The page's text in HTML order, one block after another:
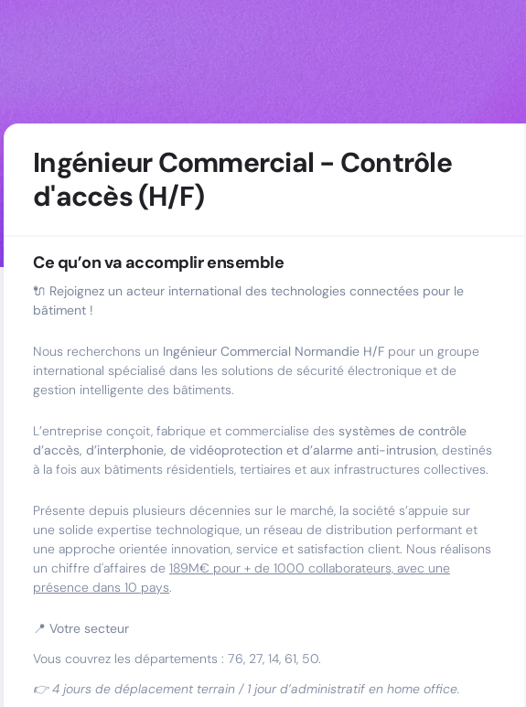
Ingénieur Commercial - Contrôle
d'accès (H/F)
Ce qu’on va accomplir ensemble
🔌 Rejoignez un acteur international des technologies connectées pour le
bâtiment !
Nous recherchons un Ingénieur Commercial Normandie H/F pour un groupe
international spécialisé dans les solutions de sécurité électronique et de
gestion intelligente des bâtiments.
L’entreprise conçoit, fabrique et commercialise des systèmes de contrôle
d’accès, d’interphonie, de vidéoprotection et d’alarme anti-intrusion, destinés
à la fois aux bâtiments résidentiels, tertiaires et aux infrastructures collectives.
Présente depuis plusieurs décennies sur le marché, la société s’appuie sur
une solide expertise technologique, un réseau de distribution performant et
une approche orientée innovation, service et satisfaction client. Nous réalisons
un chiffre d'affaires de 189M€ pour + de 1000 collaborateurs, avec une
présence dans 10 pays.
📍 Votre secteur
Vous couvrez les départements : 76, 27, 14, 61, 50.
👉 4 jours de déplacement terrain / 1 jour d’administratif en home office.